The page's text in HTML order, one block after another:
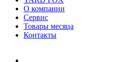
О компании
Сервис
Товары месяца
Контакты